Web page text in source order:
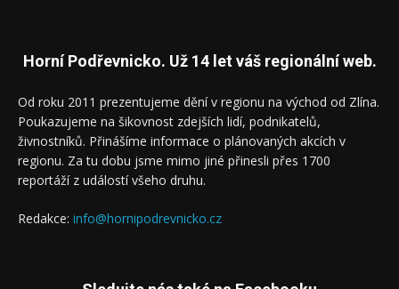
Horní Podřevnicko. Už 14 let váš regionální web.
Od roku 2011 prezentujeme dění v regionu na východ od Zlína.
Poukazujeme na šikovnost zdejších lidí, podnikatelů,
živnostníků. Přinášíme informace o plánovaných akcích v
regionu. Za tu dobu jsme mimo jiné přinesli přes 1700
reportáží z událostí všeho druhu.
Redakce: info@hornipodrevnicko.cz